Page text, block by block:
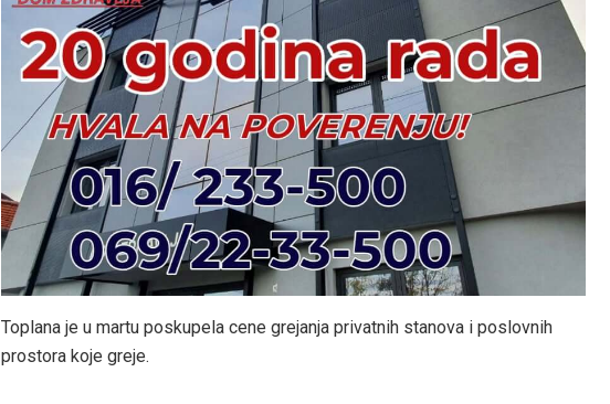
Toplana je u martu poskupela cene grejanja privatnih stanova i poslovnih
prostora koje greje.